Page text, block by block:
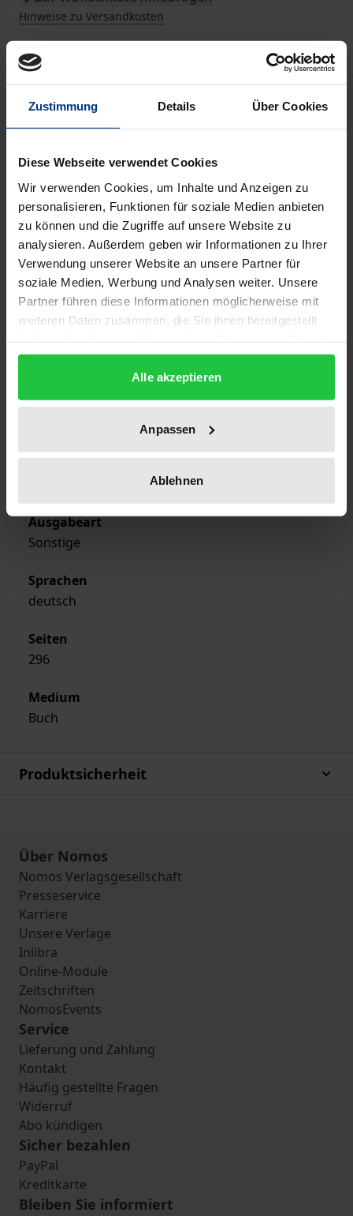
Zustimmung Details Über Cookies
Diese Webseite verwendet Cookies
Wir verwenden Cookies, um Inhalte und Anzeigen zu
personalisieren, Funktionen für soziale Medien anbieten
zu können und die Zugriffe auf unsere Website zu
analysieren. Außerdem geben wir Informationen zu Ihrer
Verwendung unserer Website an unsere Partner für
soziale Medien, Werbung und Analysen weiter. Unsere
Partner führen diese Informationen möglicherweise mit
weiteren Daten zusammen, die Sie ihnen bereitgestellt
gesammelt haben.
Alle akzeptieren
Anpassen
Ablehnen
Hinweise zu Versandkosten
Bibliografische Angaben
ISBN
978-3-7890-0128-4
Untertitel
Eine Untersuchung über die anglo-amerikanische
Act of State Doctrine
Erscheinungsjahr
Ausgabeart
Sonstige
Sprachen
deutsch
Seiten
296
Medium
Buch
Produktsicherheit
Über Nomos
Nomos Verlagsgesellschaft
Presseservice
Karriere
Unsere Verlage
Inlibra
Online-Module
Zeitschriften
NomosEvents
Service
Lieferung und Zahlung
Kontakt
Häufig gestellte Fragen
Widerruf
Abo kündigen
Sicher bezahlen
PayPal
Kreditkarte
Bleiben Sie informiert